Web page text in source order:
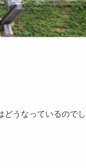
どうなっているので